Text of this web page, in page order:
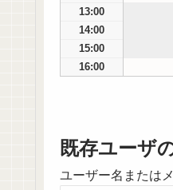
13:00
14:00
15:00
16:00
既存ユーザ
ユーザー名または